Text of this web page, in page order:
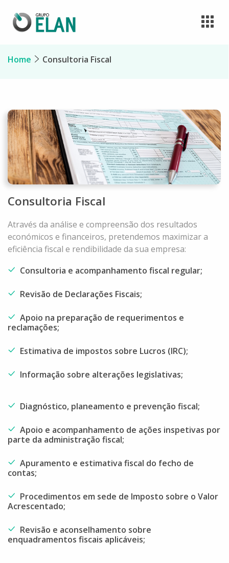
Home Consultoria Fiscal
Consultoria Fiscal
Através da análise e compreensão dos resultados
económicos e financeiros, pretendemos maximizar a
eficiência fiscal e rendibilidade da sua empresa:
Consultoria e acompanhamento fiscal regular;
Revisão de Declarações Fiscais;
Apoio na preparação de requerimentos e
reclamações;
Estimativa de impostos sobre Lucros (IRC);
Informação sobre alterações legislativas;
Diagnóstico, planeamento e prevenção fiscal;
Apoio e acompanhamento de ações inspetivas por
parte da administração fiscal;
Apuramento e estimativa fiscal do fecho de
contas;
Procedimentos em sede de Imposto sobre o Valor
Acrescentado;
Revisão e aconselhamento sobre
enquadramentos fiscais aplicáveis;